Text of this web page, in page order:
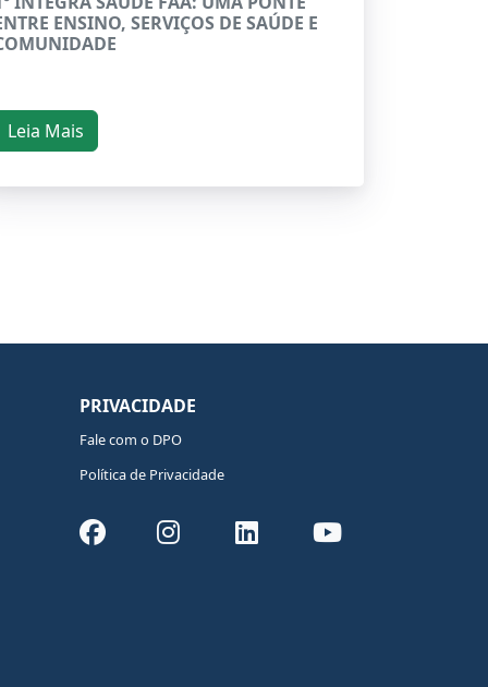
ENSINO, SERVIÇOS DE SAÚDE E
Leia Mais
PRIVACIDADE
Fale com o DPO
Política de Privacidade